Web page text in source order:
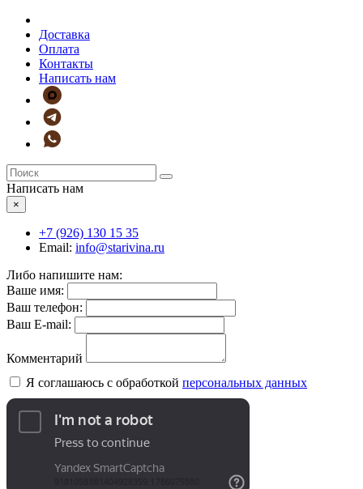
Доставка
Оплата
Контакты
Написать нам
Написать нам
×
+7 (926) 130 15 35
Email: info@starivina.ru
Либо напишите нам:
Ваше имя:
Ваш телефон:
Ваш E-mail:
Комментарий
Я соглашаюсь с обработкой персональных данных